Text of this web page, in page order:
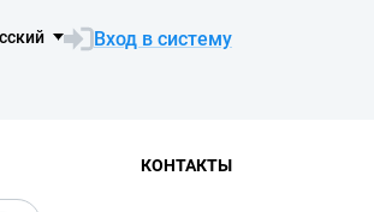
Вход в систему
КОНТАКТЫ